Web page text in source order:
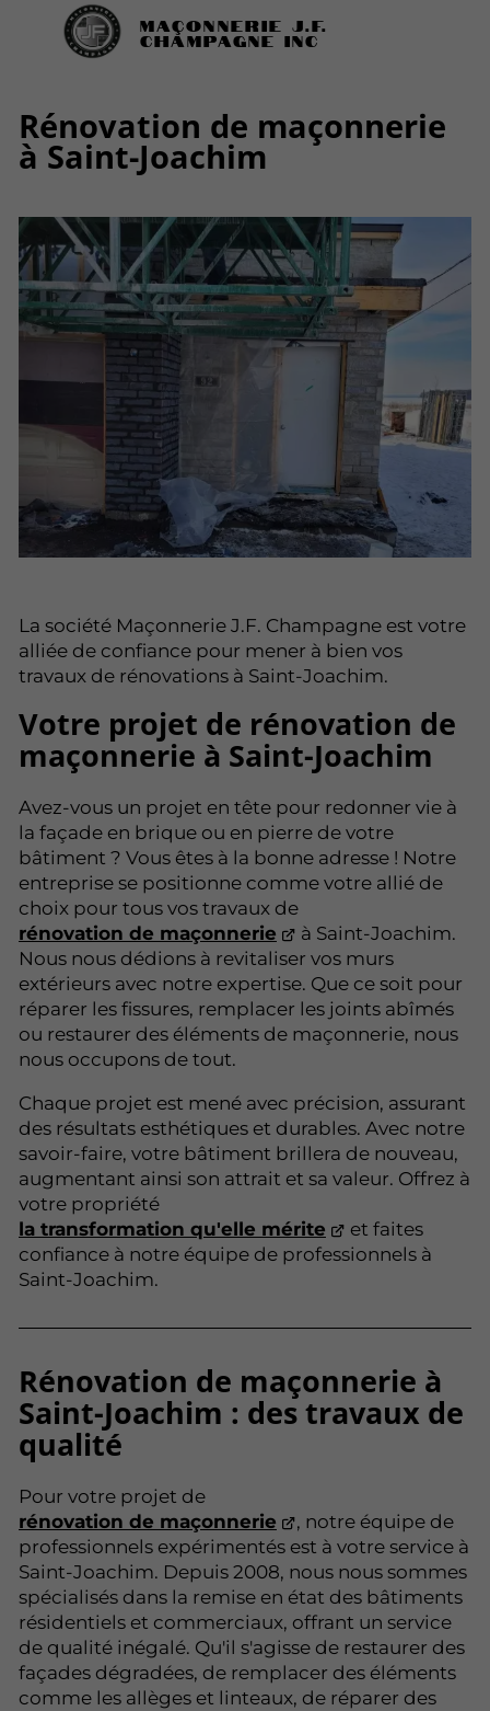
Maçonnerie J.F.
Champagne Inc
Rénovation de maçonnerie
à Saint-Joachim
La société Maçonnerie J.F. Champagne est votre
alliée de confiance pour mener à bien vos
travaux de rénovations à Saint-Joachim.
Votre projet de rénovation de
maçonnerie à Saint-Joachim
Avez-vous un projet en tête pour redonner vie à
la façade en brique ou en pierre de votre
bâtiment ? Vous êtes à la bonne adresse ! Notre
entreprise se positionne comme votre allié de
choix pour tous vos travaux de
rénovation de maçonnerie
à Saint-Joachim.
Nous nous dédions à revitaliser vos murs
extérieurs avec notre expertise. Que ce soit pour
réparer les fissures, remplacer les joints abîmés
ou restaurer des éléments de maçonnerie, nous
nous occupons de tout.
Chaque projet est mené avec précision, assurant
des résultats esthétiques et durables. Avec notre
savoir-faire, votre bâtiment brillera de nouveau,
augmentant ainsi son attrait et sa valeur. Offrez à
votre propriété
la transformation qu'elle mérite
et faites
confiance à notre équipe de professionnels à
Saint-Joachim.
Rénovation de maçonnerie à
Saint-Joachim : des travaux de
qualité
Pour votre projet de
rénovation de maçonnerie
, notre équipe de
professionnels expérimentés est à votre service à
Saint-Joachim. Depuis 2008, nous nous sommes
spécialisés dans la remise en état des bâtiments
résidentiels et commerciaux, offrant un service
de qualité inégalé. Qu'il s'agisse de restaurer des
façades dégradées, de remplacer des éléments
comme les allèges et linteaux, de réparer des